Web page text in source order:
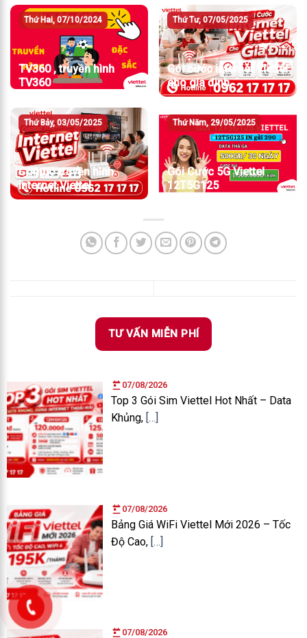
07/08/2026
Top 3 Gói Sim Viettel Hot Nhất – Data
Khủng, […]
07/08/2026
Bảng Giá WiFi Viettel Mới 2026 – Tốc
Độ Cao, […]
07/08/2026
Thứ Hai, 07/10/2024
TV360 , truyền hình
TV360
Thứ Tư, 07/05/2025
Gói cước internet Viettel
cho gia đình
Thứ Bảy, 03/05/2025
Combo truyền hình
internet Viettel
Thứ Năm, 29/05/2025
Gói Cước 5G Viettel
12T5G125
TƯ VẤN MIỄN PHÍ